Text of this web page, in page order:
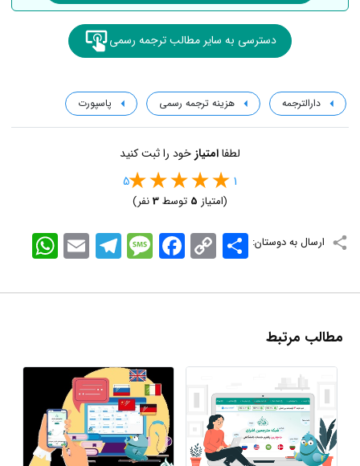
دسترسی به سایر مطالب ترجمه رسمی
دارالترجمه هزینه ترجمه رسمی پاسپورت
لطفاامتیاز خود را ثبت کنید
1
5
(امتیاز 5 توسط3نفر)
ارسال به دوستان: WhatsApp EmailTelegramMessageFacebook Copy
Link
اشتراک
مطالب مرتبط